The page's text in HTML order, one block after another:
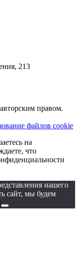
213
правом.
файлов cookie
на
что
нашего
сайт, мы будем